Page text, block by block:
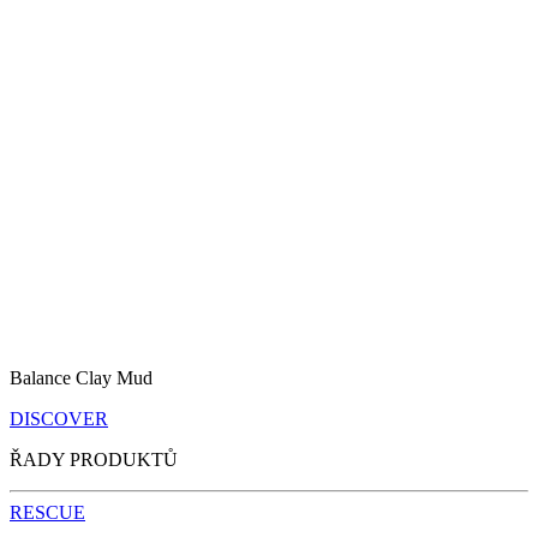
Balance Clay Mud
DISCOVER
ŘADY PRODUKTŮ
RESCUE